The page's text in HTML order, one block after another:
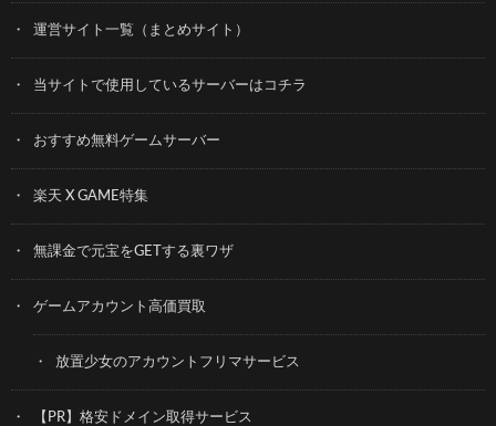
運営サイト一覧（まとめサイト）
当サイトで使用しているサーバーはコチラ
おすすめ無料ゲームサーバー
楽天 X GAME特集
無課金で元宝をGETする裏ワザ
ゲームアカウント高価買取
放置少女のアカウントフリマサービス
【PR】格安ドメイン取得サービス